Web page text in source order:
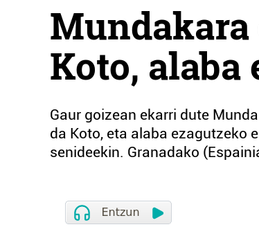
Koto, alaba
Gaur goizean ekarri dute
da Koto, eta alaba ezagutzeko
senideekin. Granadako